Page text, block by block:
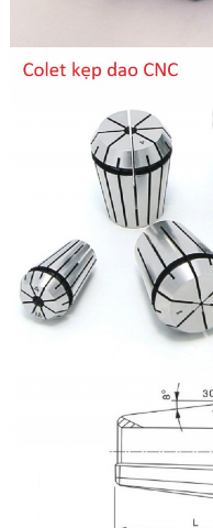
50.000đ
70.000đ